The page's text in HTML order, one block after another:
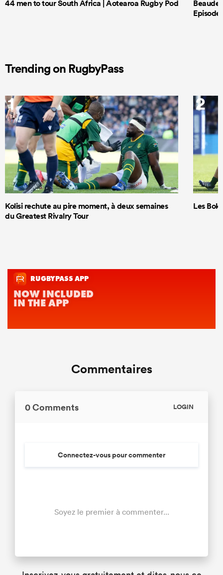
44 men to tour South Africa | Aotearoa Rugby Pod
Episode
Trending on RugbyPass
1
Kolisi rechute au pire moment, à deux semaines
du Greatest Rivalry Tour
2
Les
Commentaires
0 Comments LOGIN
Connectez-vous pour commenter
Soyez le premier à commenter...